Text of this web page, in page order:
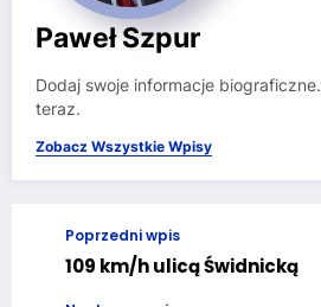
Paweł Szpur
Dodaj swoje informacje biograficzne.
teraz.
Zobacz Wszystkie Wpisy
Poprzedni wpis
109 km/h ulicą Świdnicką